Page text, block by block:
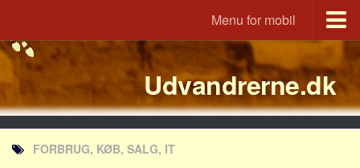
Menu for mobil
Portal
Udvandrerne.dk
Utvandrerne.no
Utvandrarna.se
Tyskland.dk
Udvandrerne.dk
FORBRUG, KØB, SALG, IT